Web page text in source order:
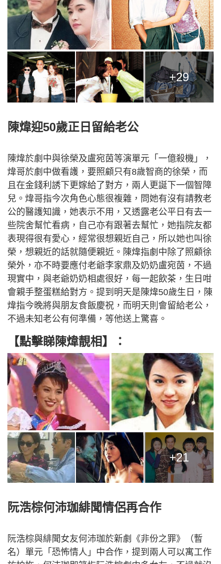
+29
陳煒迎50歲正日留給老公
陳煒於劇中與徐榮及盧宛茵等演單元「一億殺機」，
煒哥於劇中做看護，要照顧只有8歲智商的徐榮，而
且在金錢利誘下更嫁給了對方，兩人更誕下一個智障
兒。煒哥指今次角色心態很複雜，問她有沒有請教老
公的醫護知識，她表示不用，又透露老公平日有去一
些院舍幫忙看病，自己亦有跟著去幫忙，她指院友都
表現得很有愛心，經常很想親近自己，所以她也叫徐
榮，想親近的話就隨便親近。陳煒指劇中除了照顧徐
榮外，亦不時要應付老爺李家鼎及奶奶盧宛茵，不過
現實中，與老爺奶奶相處很好，每一起飲茶，生日咁
會親手整蛋糕給對方。提到明天是陳煒50歲生日，陳
煒指今晚將與朋友食飯慶祝，而明天則會留給老公，
不過未知老公有何準備，等他送上驚喜。
【點擊睇陳煒靚相】：
+21
阮浩棕何沛珈緋聞情侶再合作
阮浩棕與緋聞女友何沛珈於新劇《非份之罪》（暫
名）單元「恐怖情人」中合作，提到兩人可以寓工作